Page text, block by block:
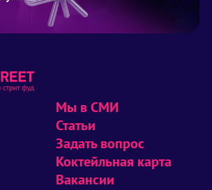
Мы в СМИ
Статьи
Задать вопрос
Коктейльная карта
Вакансии